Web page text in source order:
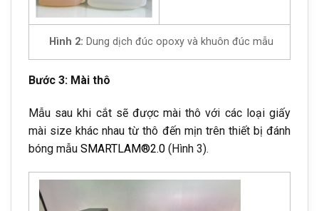
Hình 2: Dung dịch đúc opoxy và khuôn đúc mẫu
Bước 3: Mài thô
Mẫu sau khi cắt sẽ được mài thô với các loại giấy
mài size khác nhau từ thô đến mịn trên thiết bị đánh
bóng mẫu SMARTLAM®2.0 (Hình 3).